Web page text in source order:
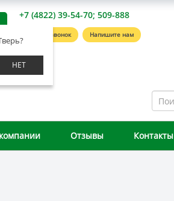
НЕТ
+7 (4822) 39-54-70; 509-888
Заказать звонок Напишите нам
Отзывы Контакты